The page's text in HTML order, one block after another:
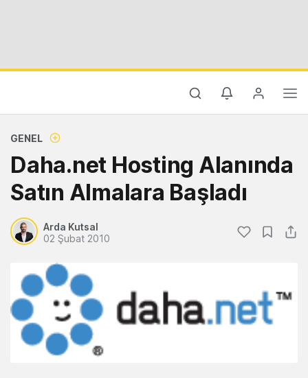
GENEL
Daha.net Hosting Alanında
Satın Almalara Başladı
Arda Kutsal
02 Şubat 2010